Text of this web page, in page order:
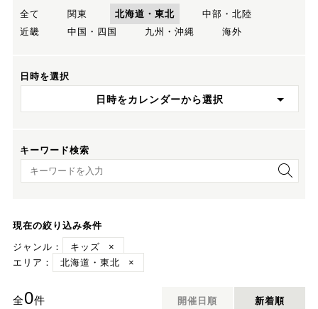
全て
関東 北海道・東北
中部・北陸
近畿
中国・四国 九州・沖縄 海外
日時を選択
日時をカレンダーから選択
キーワード検索
キーワード検索
現在の絞り込み条件
ジャンル：
キッズ
×
エリア：
北海道・東北 ×
全0件 開催日順 新着順